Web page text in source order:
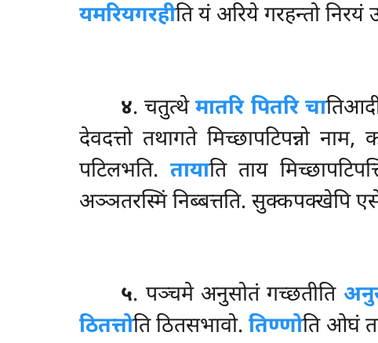
यमरियगरहीति यं अरिये गरहन्तो
४. चतुत्थेमातरि पितरि चा
देवदत्तो तथागते मिच्छापटिपन्नो
पटिलभति. तायाति ताय
अञ्ञतरस्मिं निब्बत्तति. सुक्कपक्खेपि
५. पञ्चमे अनुसोतं गच्छतीति
ठितत्तोति ठितसभावो.तिण्णोति ओघं